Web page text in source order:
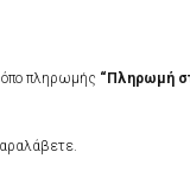
πληρωμής “Πληρωμή